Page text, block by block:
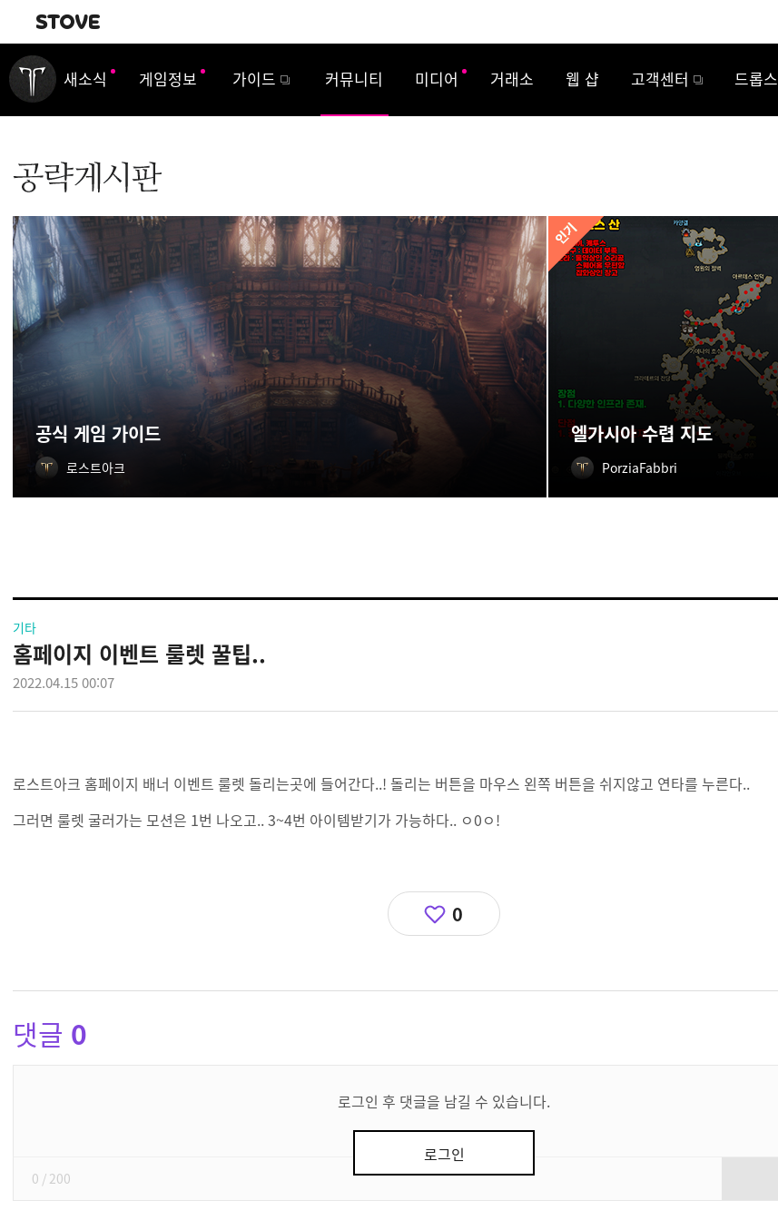
내비게이션
새소식 게임정보 가이드 커뮤니티 미디어 거래소 웹 샵 고객센터 드롭스
공식 게임 가이드
로스트아크
엘가시아 수렵 지도
PorziaFabbri
기타
홈페이지 이벤트 룰렛 꿀팁..
2022.04.15 00:07
로스트아크 홈페이지 배너 이벤트 룰렛 돌리는곳에 들어간다..! 돌리는 버튼을 마우스 왼쪽 버튼을 쉬지않고 연타를 누른다..
그러면 룰렛 굴러가는 모션은 1번 나오고.. 3~4번 아이템받기가 가능하다.. ㅇ0ㅇ!
0
댓글 0
로그인 후 댓글을 남길 수 있습니다.
로그인
0 / 200